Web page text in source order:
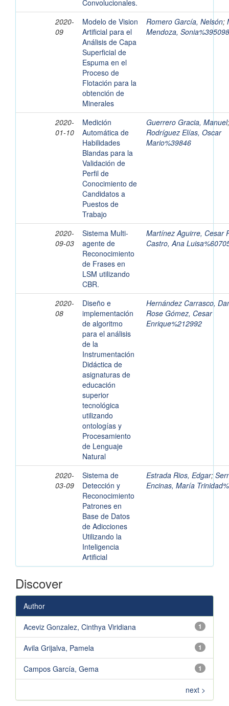
Convolucionales.
2020-
09
Modelo de Vision
Artificial para el
Análisis de Capa
Superficial de
Espuma en el
Proceso de
Flotación para la
obtención de
Minerales
Romero García, Nelsón;
Mendoza, Sonia%395098
2020-
01-10
Medición
Automática de
Habilidades
Blandas para la
Validación de
Perfil de
Conocimiento de
Candidatos a
Puestos de
Trabajo
Guerrero Gracia, Manuel;
Rodríguez Elías, Oscar
Mario%39846
2020-
09-03
Sistema Multi-
agente de
Reconocimiento
de Frases en
LSM utilizando
CBR.
Martínez Aguirre, Cesar
Castro, Ana
2020-
08
Diseño e
implementación
de algoritmo
para el análisis
de la
Instrumentación
Didáctica de
asignaturas de
educación
superior
tecnológica
utilizando
ontologías y
Procesamiento
de Lenguaje
Natural
Hernández Carrasco,
Rose Gómez, Cesar
Enrique%212992
2020-
03-09
Sistema de
Detección y
Reconocimiento
Patrones en
Base de Datos
de Adicciones
Utilizando la
Inteligencia
Artificial
Estrada Rios, Edgar;
Encinas, María
Discover
Author
1
Aceviz Gonzalez, Cinthya Viridiana
1
Avila Grijalva, Pamela
1
Campos García, Gema
next >